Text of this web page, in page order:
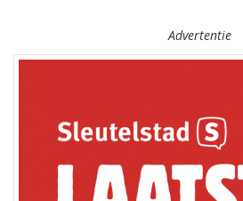
Advertentie